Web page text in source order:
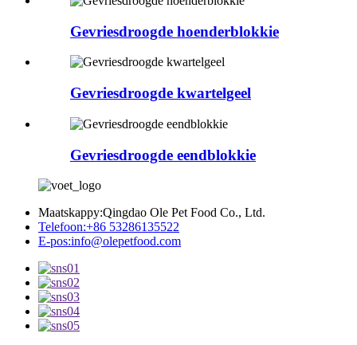
Gevriesdroogde hoenderblokkie
Gevriesdroogde kwartelgeel
Gevriesdroogde eendblokkie
Maatskappy:Qingdao Ole Pet Food Co., Ltd.
Telefoon:+86 53286135522
E-pos:info@olepetfood.com